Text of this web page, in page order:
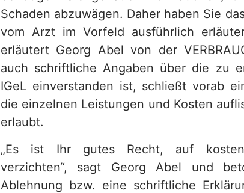
Schaden abzuwägen. Daher haben Sie
vom Arzt im Vorfeld ausführlich
erläutert Georg Abel von der
auch schriftliche Angaben über die zu
IGeL einverstanden ist, schließt vorab
die einzelnen Leistungen und Kosten
erlaubt.
„Es ist Ihr gutes Recht, auf
verzichten“, sagt Georg Abel und
Ablehnung bzw. eine schriftliche